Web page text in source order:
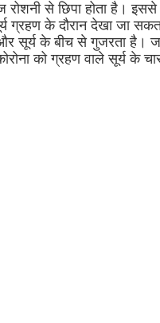
से छिपा होता है।
ग्रहण के दौरान देखा जा
और सूर्य के बीच से गुजरता है।
को ग्रहण वाले सूर्य के